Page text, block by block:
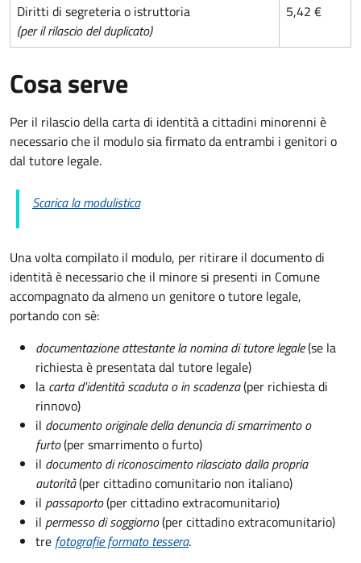
Diritti di segreteria o istruttoria
(per il rilascio del duplicato)
5,42 €
Cosa serve
Per il rilascio della carta di identità a cittadini minorenni è
necessario che il modulo sia firmato da entrambi i genitori o
dal tutore legale.
Scarica la modulistica
Una volta compilato il modulo, per ritirare il documento di
identità è necessario che il minore si presenti in Comune
accompagnato da almeno un genitore o tutore legale,
portando con sè:
documentazione attestante la nomina di tutore legale(se la
richiesta è presentata dal tutore legale)
la carta d'identità scaduta o in scadenza(per richiesta di
rinnovo)
il documento originale della denuncia di smarrimento o
furto(per smarrimento o furto)
il documento di riconoscimento rilasciato dalla propria
autorità(per cittadino comunitario non italiano)
il passaporto(per cittadino extracomunitario)
il permesso di soggiorno(per cittadino extracomunitario)
tre fotografie formato tessera.